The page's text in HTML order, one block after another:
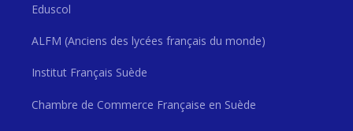
Eduscol
ALFM (Anciens des lycées français du monde)
Institut Français Suède
Chambre de Commerce Française en Suède